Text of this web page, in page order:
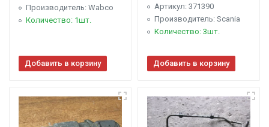
Производитель: Wabco
Количество: 1шт.
Добавить в корзину
Артикул: 371390
Производитель: Scania
Количество: 3шт.
Добавить в корзину